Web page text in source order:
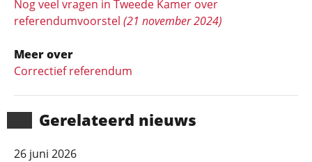
Gerela­teerd nieuws
26 juni 2026
Nog veel vragen in Tweede Kamer over
referendumvoorstel (21 november 2024)
Meer over
Correctief referendum